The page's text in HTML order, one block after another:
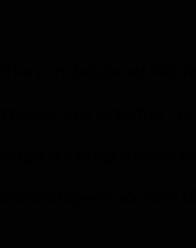
och detaljerad
skicka videofiler
programvara
reparerade dem till